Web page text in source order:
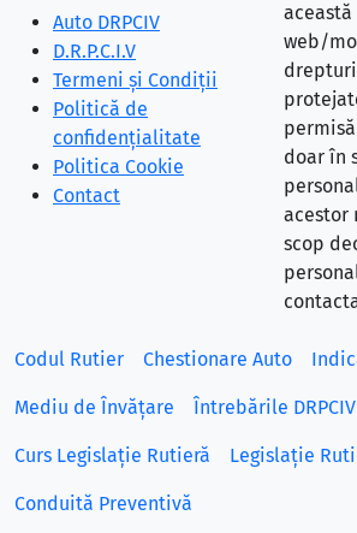
Auto DRPCIV
D.R.P.C.I.V
Termeni și Condiții
Politică de
confidențialitate
Politica Cookie
Contact
web/
doar în
acestor
scop
Codul Rutier Chestionare Auto
Mediu de Învățare Întrebările
Curs Legislație Rutieră Legislație
Conduită Preventivă